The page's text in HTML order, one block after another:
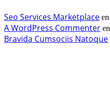
Seo Services Marketplace en
A WordPress Commenter en
Bravida Cumsociis Natoque